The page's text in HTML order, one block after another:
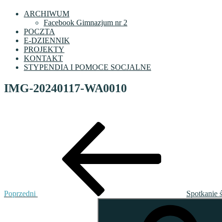
ARCHIWUM
Facebook Gimnazjum nr 2
POCZTA
E-DZIENNIK
PROJEKTY
KONTAKT
STYPENDIA I POMOCE SOCJALNE
IMG-20240117-WA0010
Poprzedni
Spotkanie